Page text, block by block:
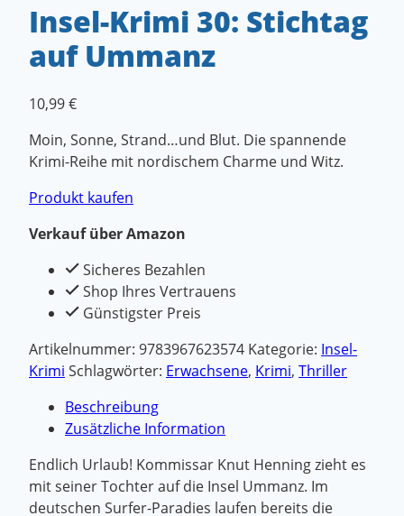
Insel-Krimi 30: Stichtag
auf Ummanz
10,99€
Moin, Sonne, Strand…und Blut. Die spannende
Krimi-Reihe mit nordischem Charme und Witz.
Produkt kaufen
Verkauf über Amazon
Sicheres Bezahlen
Shop Ihres Vertrauens
Günstigster Preis
Artikelnummer: 9783967623574 Kategorie: Insel-
Krimi Schlagwörter: Erwachsene, Krimi, Thriller
Beschreibung
Zusätzliche Information
Endlich Urlaub! Kommissar Knut Henning zieht es
mit seiner Tochter auf die Insel Ummanz. Im
deutschen Surfer-Paradies laufen bereits die